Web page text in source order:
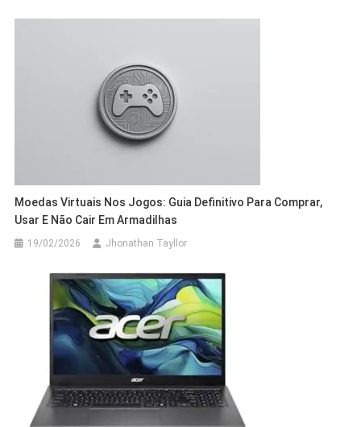
Moedas Virtuais Nos Jogos: Guia Definitivo Para Comprar,
Usar E Não Cair Em Armadilhas
19/02/2026 Jhonathan Tayllor